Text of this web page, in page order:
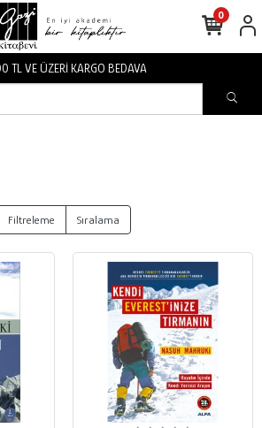
TL VE ÜZERİ KARGO BEDAVA
0
Filtreleme Sıralama